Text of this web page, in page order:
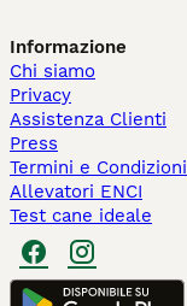
Informazione
Chi siamo
Privacy
Assistenza Clienti
Press
Termini e Condizioni
Allevatori ENCI
Test cane ideale